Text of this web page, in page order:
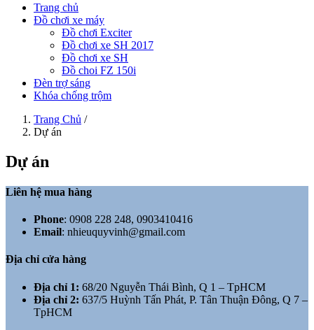
Trang chủ
Đồ chơi xe máy
Đồ chơi Exciter
Đồ chơi xe SH 2017
Đồ chơi xe SH
Đồ choi FZ 150i
Đèn trợ sáng
Khóa chống trộm
Trang Chủ /
Dự án
Dự án
Liên hệ mua hàng
Phone: 0908 228 248, 0903410416
Email: nhieuquyvinh@gmail.com
Địa chỉ cửa hàng
Địa chỉ 1: 68/20 Nguyễn Thái Bình, Q 1 – TpHCM
Địa chỉ 2: 637/5 Huỳnh Tấn Phát, P. Tân Thuận Đông, Q 7 –
TpHCM